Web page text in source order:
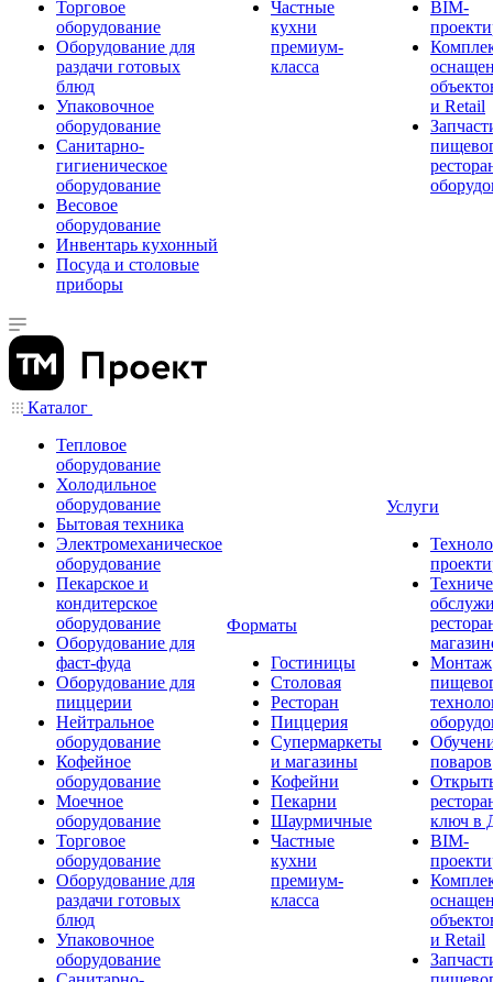
Торговое
оборудование
Оборудование для
раздачи готовых
блюд
Упаковочное
оборудование
Санитарно-
гигиеническое
оборудование
Весовое
оборудование
Инвентарь кухонный
Посуда и столовые
приборы
Частные
кухни
премиум-
класса
BIM-
и Retail
Каталог
Тепловое
оборудование
Холодильное
оборудование
Бытовая техника
Электромеханическое
оборудование
Пекарское и
кондитерское
оборудование
Оборудование для
фаст-фуда
Оборудование для
пиццерии
Нейтральное
оборудование
Кофейное
оборудование
Моечное
оборудование
Торговое
оборудование
Оборудование для
раздачи готовых
блюд
Упаковочное
оборудование
Форматы
Гостиницы
Столовая
Ресторан
Пиццерия
Супермаркеты
и магазины
Кофейни
Пекарни
Шаурмичные
Частные
кухни
премиум-
класса
Услуги
Монтаж
поваров
ключ в
BIM-
и Retail